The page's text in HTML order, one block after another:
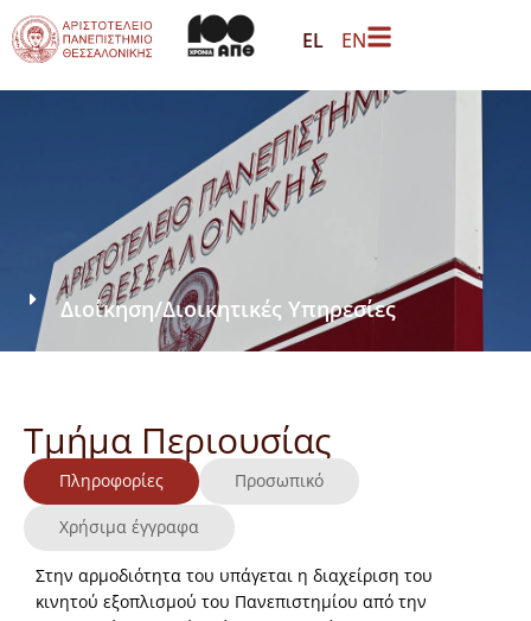
EL EN
Διοίκηση/Διοικητικές Υπηρεσίες
Τμήμα Περιουσίας
Πληροφορίες Προσωπικό
Χρήσιμα έγγραφα
Στην αρμοδιότητα του υπάγεται η διαχείριση του
κινητού εξοπλισμού του Πανεπιστημίου από την